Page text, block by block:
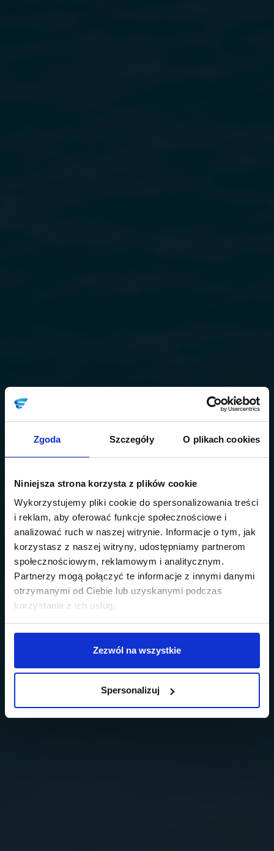
Zgoda Szczegóły O plikach cookies
Niniejsza strona korzysta z plików cookie
Wykorzystujemy pliki cookie do spersonalizowania treści
i reklam, aby oferować funkcje społecznościowe i
analizować ruch w naszej witrynie. Informacje o tym, jak
korzystasz z naszej witryny, udostępniamy partnerom
społecznościowym, reklamowym i analitycznym.
Partnerzy mogą połączyć te informacje z innymi danymi
otrzymanymi od Ciebie lub uzyskanymi podczas
korzystania z ich usług.
Zezwól na wszystkie
Spersonalizuj